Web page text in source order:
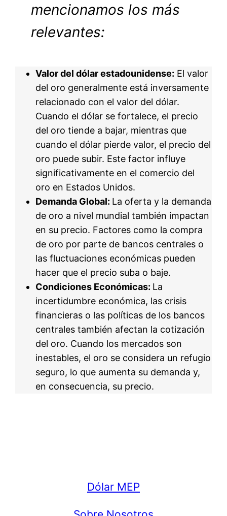
mencionamos los más
relevantes:
Valor del dólar estadounidense: El valor
del oro generalmente está inversamente
relacionado con el valor del dólar.
Cuando el dólar se fortalece, el precio
del oro tiende a bajar, mientras que
cuando el dólar pierde valor, el precio del
oro puede subir. Este factor influye
significativamente en el comercio del
oro en Estados Unidos.
Demanda Global: La oferta y la demanda
de oro a nivel mundial también impactan
en su precio. Factores como la compra
de oro por parte de bancos centrales o
las fluctuaciones económicas pueden
hacer que el precio suba o baje.
Condiciones Económicas: La
incertidumbre económica, las crisis
financieras o las políticas de los bancos
centrales también afectan la cotización
del oro. Cuando los mercados son
inestables, el oro se considera un refugio
seguro, lo que aumenta su demanda y,
en consecuencia, su precio.
Dólar MEP